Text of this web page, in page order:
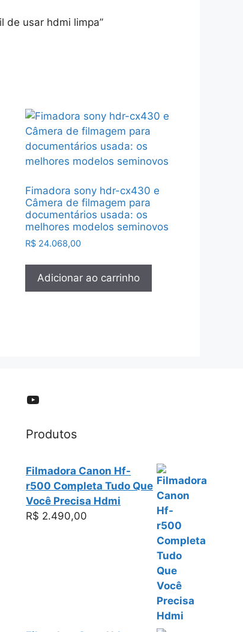
de usar hdmi limpa”
Fimadora sony hdr-cx430 e
Câmera de filmagem para
documentários usada: os
melhores modelos seminovos
R$24.068,00
Adicionar ao carrinho
YouTube
Produtos
Filmadora Canon Hf-
r500 Completa Tudo Que
Você Precisa Hdmi
R$ 2.490,00